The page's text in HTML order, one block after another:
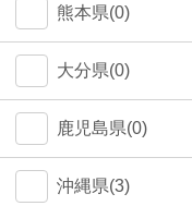
熊本県(0)
大分県(0)
鹿児島県(0)
沖縄県(3)